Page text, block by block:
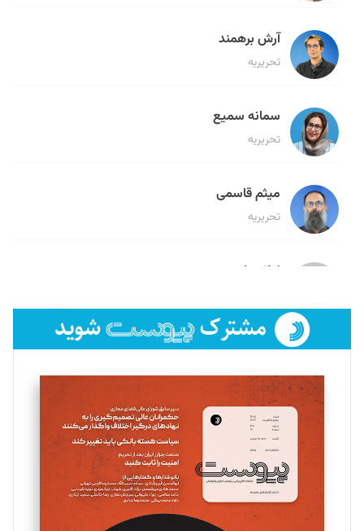
آرش برهمند
تحریریه
سمانه سمیع
تحریریه
میثم قاسمی
تحریریه
لیلا حنارود
فائزه فتحی رستمی
تحریریه
سروش کرمیان
تحریریه
مینا پاکدل